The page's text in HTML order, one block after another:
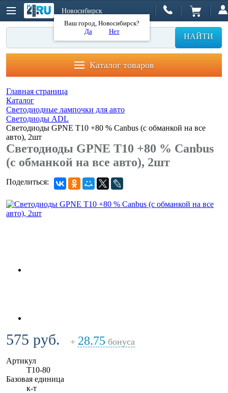
Новосибирск
Ваш город, Новосибирск?
Да
Нет
НАЙТИ
Каталог товаров
Главная страница
Каталог
Светодиодные лампочки для авто
Светодиоды ADL
Светодиоды GPNE T10 +80 % Canbus (с обманкой на все
авто), 2шт
Светодиоды GPNE T10 +80 % Canbus
(с обманкой на все авто), 2шт
Поделиться:
575 руб. + 28.75 бонуса
Артикул
T10-80
Базовая единица
к-т